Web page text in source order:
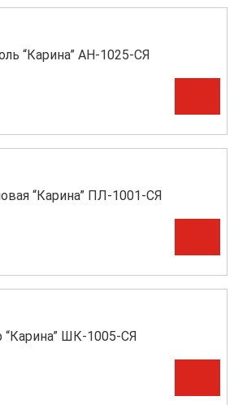
“Карина” АН-1025-СЯ
“Карина” ПЛ-1001-СЯ
ШК-1005-СЯ